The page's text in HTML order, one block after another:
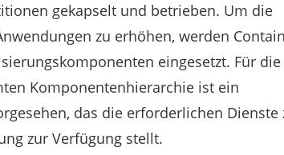
gekapselt und betrieben. Um die
zu erhöhen, werden
eingesetzt. Für die
Komponentenhierarchie ist ein
das die erforderlichen Dienste
zur Verfügung stellt.